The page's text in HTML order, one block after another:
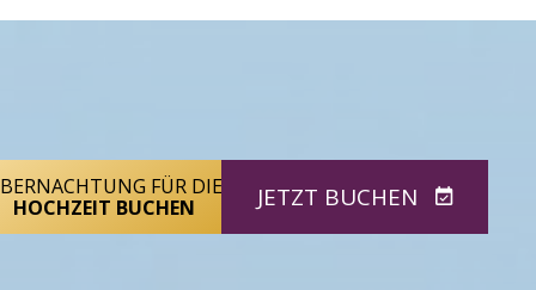
FÜR DIE
HOCHZEIT BUCHEN
JETZT BUCHEN